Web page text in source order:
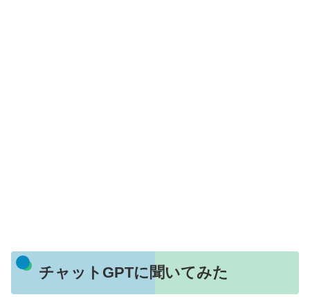
チャットGPTに聞いてみた